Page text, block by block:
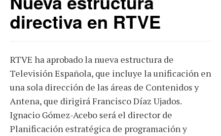
directiva en RTVE
RTVE ha aprobado la nueva estructura de
Televisión Española, que incluye la unificación en
una sola dirección de las áreas de Contenidos y
Antena, que dirigirá Francisco Díaz Ujados.
Ignacio Gómez-Acebo será el director de
Planificación estratégica de programación y